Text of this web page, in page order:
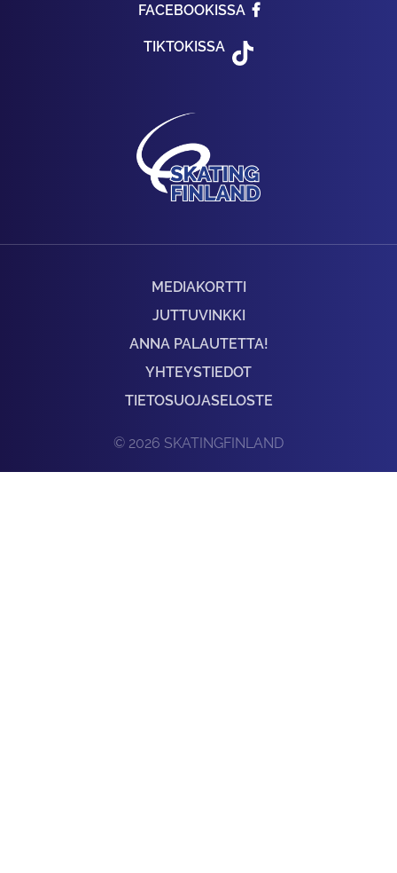
FACEBOOKISSA
TIKTOKISSA
MEDIAKORTTI
JUTTUVINKKI
ANNA PALAUTETTA!
YHTEYSTIEDOT
TIETOSUOJASELOSTE
© 2026 SKATINGFINLAND